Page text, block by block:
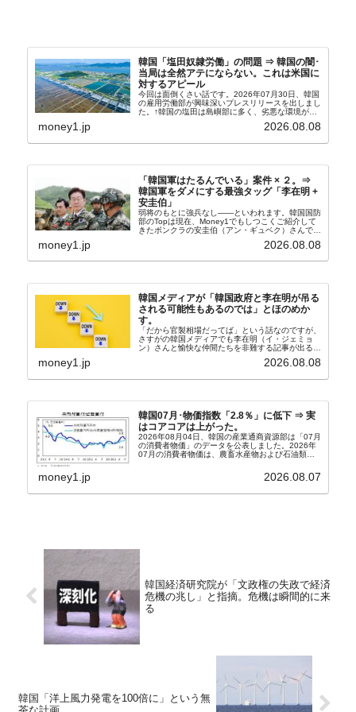
韓国「塩田奴隷労働」の問題 ⇒ 韓国の闇･
当局は全然アテにならない。これは米国に
対するアピール
今回は面倒くさい話です。2026年07月30日、韓国
の雇用労働部が興味深いプレスリリースを出しまし
た。↑韓国の塩田は島嶼部に多く、劣悪な環境が一
般に見られることが少ないため、事件の発覚を妨げ
たといわれます（後述）。これは、いわゆる「塩田
money1.jp 2026.08.08
「韓国軍はたるんでいる」案件 × ２。⇒
韓国軍をダメにする最強タッグ「李在明 +
安圭伯」
弱将のもとに強兵なし――といわれます。韓国国防
部のTopは現在、Money1でもしつこくご紹介して
きたボンクラの安圭伯（アン・ギュベク）さんで
さんと「韓国初の文官上がり」の国防部長官安圭伯
money1.jp 2026.08.08
韓国メディアが「韓国政府と李在明が吊る
される可能性もあるのでは」とほのめか
す。
「だから官製相場だってば」という話なのですが、
さすがの韓国メディアでも李在明（イ・ジェミョ
ン）さんと愉快な仲間たちを非難する記事が出るよ
『朝鮮日報』に面白い記事が出ています。「東西南
money1.jp 2026.08.08
韓国07月･物価指数「2.8％」に低下 ⇒ 実
はコアコアは上がった。
2026年08月04日、韓国の産業通商資源部は「07月
の消費者物価」のデータを公表しました。2026年
07月の消費者物価は、農畜水産物および石油類の
2.8％上昇（06月は3.2％）となり、上昇率は前...
money1.jp 2026.08.07
韓国経済研究院が「文政権の失政で経済
危機の兆し」と指摘。危機は瞬間的に来
る
韓国「洋上風力発電を100倍に」という無